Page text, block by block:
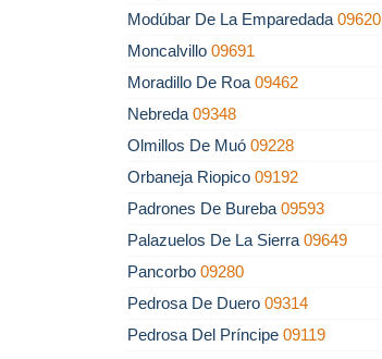
Modúbar De La Emparedada 09620
Moncalvillo 09691
Moradillo De Roa 09462
Nebreda 09348
Olmillos De Muó 09228
Orbaneja Riopico 09192
Padrones De Bureba 09593
Palazuelos De La Sierra 09649
Pancorbo 09280
Pedrosa De Duero 09314
Pedrosa Del Príncipe 09119